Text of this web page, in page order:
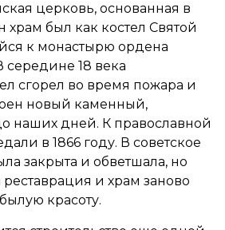
церковь, основанная в
храм был как костел Святой
к монастырю ордена
18 века
сгорел во время пожара и
новый каменный,
наших дней. К православной
в 1866 году. В советское
закрыта и обветшала, но
реставрация и храм заново
красоту.